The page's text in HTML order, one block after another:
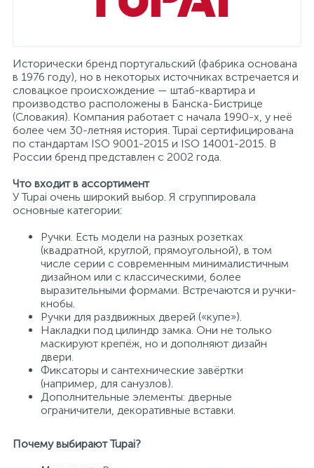
Исторически бренд португальский (фабрика основана
в 1976 году), но в некоторых источниках встречается и
словацкое происхождение — штаб-квартира и
производство расположены в Банска-Бистрице
(Словакия). Компания работает с начала 1990-х, у неё
более чем 30-летняя история. Tupai сертифицирована
по стандартам ISO 9001-2015 и ISO 14001-2015. В
России бренд представлен с 2002 года.
Что входит в ассортимент
У Tupai очень широкий выбор. Я сгруппировала
основные категории:
Ручки. Есть модели на разных розетках
(квадратной, круглой, прямоугольной), в том
числе серии с современным минималистичным
дизайном или с классическими, более
выразительными формами. Встречаются и ручки-
кнобы.
Ручки для раздвижных дверей («купе»).
Накладки под цилиндр замка. Они не только
маскируют крепёж, но и дополняют дизайн
двери.
Фиксаторы и сантехнические завёртки
(например, для санузлов).
Дополнительные элементы: дверные
ограничители, декоративные вставки.
Почему выбирают Tupai?